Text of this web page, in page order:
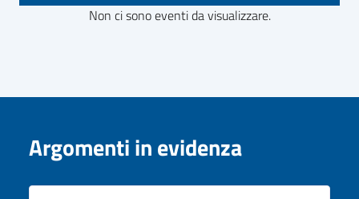
Non ci sono eventi da visualizzare.
Argomenti in evidenza